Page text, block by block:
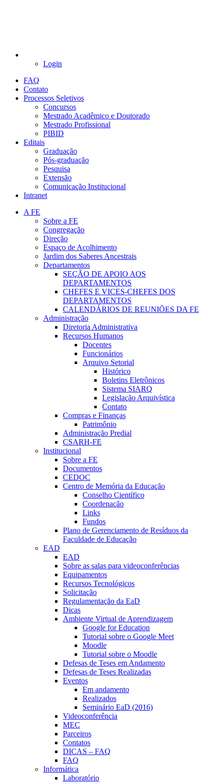
Login
FAQ
Contato
Processos Seletivos
Concursos
Mestrado Acadêmico e Doutorado
Mestrado Profissional
PIBID
Editais
Graduação
Pós-graduação
Pesquisa
Extensão
Comunicação Institucional
Intranet
A FE
Sobre a FE
Congregação
Direção
Espaço de Acolhimento
Jardim dos Saberes Ancestrais
Departamentos
SEÇÃO DE APOIO AOS
DEPARTAMENTOS
CHEFES E VICES-CHEFES DOS
DEPARTAMENTOS
CALENDÁRIOS DE REUNIÕES DA FE
Administração
Diretoria Administrativa
Recursos Humanos
Docentes
Funcionários
Arquivo Setorial
Histórico
Boletins Eletrônicos
Sistema SIARQ
Legislação Arquivística
Contato
Compras e Finanças
Patrimônio
Administração Predial
CSARH-FE
Institucional
Sobre a FE
Documentos
CEDOC
Centro de Memória da Educação
Conselho Científico
Coordenação
Links
Fundos
Plano de Gerenciamento de Resíduos da
Faculdade de Educação
EAD
EAD
Sobre as salas para videoconferências
Equipamentos
Recursos Tecnológicos
Solicitação
Regulamentação da EaD
Dicas
Ambiente Virtual de Aprendizagem
Google for Education
Tutorial sobre o Google Meet
Moodle
Tutorial sobre o Moodle
Defesas de Teses em Andamento
Defesas de Teses Realizadas
Eventos
Em andamento
Realizados
Seminário EaD (2016)
Videoconferência
MEC
Parceiros
Contatos
DICAS – FAQ
FAQ
Informática
Laboratório